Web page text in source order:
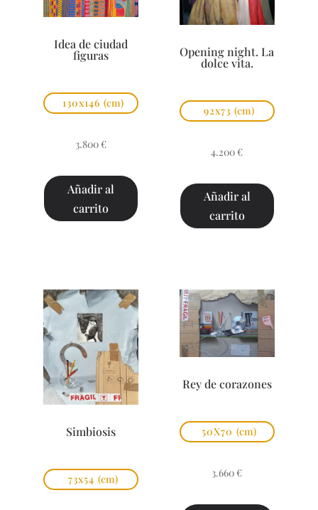
Idea de ciudad
figuras
130x146 (cm)
3.800 €
Añadir al
carrito
Opening night. La
dolce vita.
92x73 (cm)
4.200 €
Añadir al
carrito
Simbiosis
73x54 (cm)
Rey de corazones
50X70 (cm)
3.660 €